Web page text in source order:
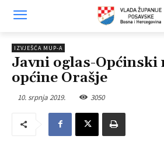
IZVJEŠĆA MUP-A
Javni oglas-Općinski
općine Orašje
10. srpnja 2019. 3050